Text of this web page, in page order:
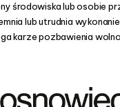
środowiska lub osobie
lub utrudnia
karze pozbawienia